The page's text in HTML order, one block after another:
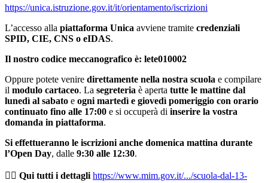
https://unica.istruzione.gov.it/it/orientamento/iscrizioni
L’accesso alla piattaforma Unica avviene tramite credenziali
SPID, CIE, CNS o eIDAS.
Il nostro codice meccanografico è: lete010002
Oppure potete venire direttamente nella nostra scuola e compilare
il modulo cartaceo. La segreteria è aperta tutte le mattine dal
lunedì al sabato e ogni martedì e giovedì pomeriggio con orario
continuato fino alle 17:00 e si occuperà di inserire la vostra
domanda in piattaforma.
Si effettueranno le iscrizioni anche domenica mattina durante
l’Open Day, dalle 9:30 alle 12:30.
👉🏻 Qui tutti i dettagli https://www.mim.gov.it/.../scuola-dal-13-